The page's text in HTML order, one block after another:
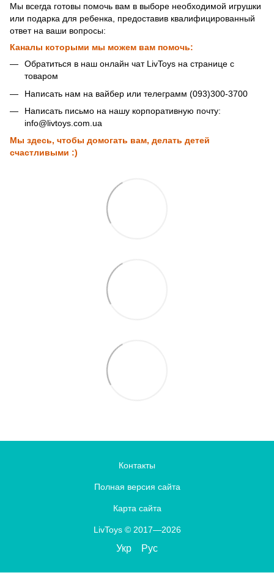
Мы всегда готовы помочь вам в выборе необходимой игрушки
или подарка для ребенка, предоставив квалифицированный
ответ на ваши вопросы:
Каналы которыми мы можем вам помочь:
Обратиться в наш онлайн чат LivToys на странице с
товаром
Написать нам на вайбер или телеграмм (093)300-3700
Написать письмо на нашу корпоративную почту:
info@livtoys.com.ua
Мы здесь, чтобы домогать вам, делать детей
счастливыми :)
Контакты
Полная версия сайта
Карта сайта
LivToys © 2017—2026
Укр Рус